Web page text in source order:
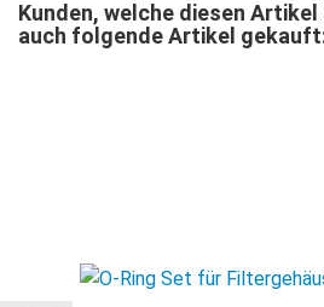
Kunden, welche diesen
auch folgende Artikel